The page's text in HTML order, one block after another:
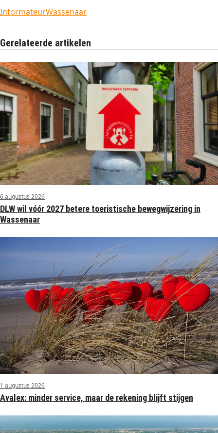
InformateurWassenaar
Gerelateerde artikelen
6 augustus 2026
DLW wil vóór 2027 betere toeristische bewegwijzering in
Wassenaar
1 augustus 2026
Avalex: minder service, maar de rekening blijft stijgen